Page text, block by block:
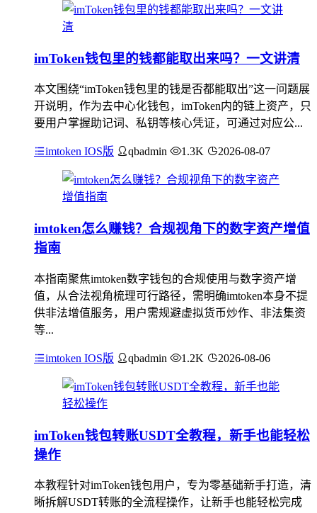
imToken钱包里的钱都能取出来吗？一文讲清
本文围绕“imToken钱包里的钱是否都能取出”这一问题展
开说明，作为去中心化钱包，imToken内的链上资产，只
要用户掌握助记词、私钥等核心凭证，可通过对应公...
imtoken IOS版 qbadmin 1.3K 2026-08-07
imtoken怎么赚钱？合规视角下的数字资产增值
指南
本指南聚焦imtoken数字钱包的合规使用与数字资产增
值，从合法视角梳理可行路径，需明确imtoken本身不提
供非法增值服务，用户需规避虚拟货币炒作、非法集资
等...
imtoken IOS版 qbadmin 1.2K 2026-08-06
imToken钱包转账USDT全教程，新手也能轻松
操作
本教程针对imToken钱包用户，专为零基础新手打造，清
晰拆解USDT转账的全流程操作，让新手也能轻松完成